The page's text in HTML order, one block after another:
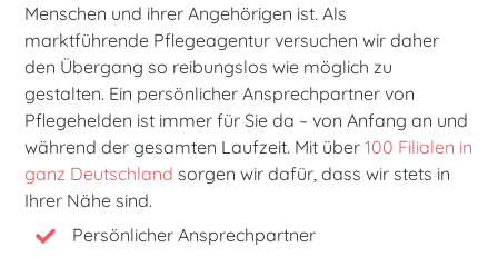
Menschen und ihrer Angehörigen ist. Als
marktführende Pflegeagentur versuchen wir daher
den Übergang so reibungslos wie möglich zu
gestalten. Ein persönlicher Ansprechpartner von
Pflegehelden ist immer für Sie da – von Anfang an und
während der gesamten Laufzeit. Mit über100 Filialen in
ganz Deutschland sorgen wir dafür, dass wir stets in
Ihrer Nähe sind.
Persönlicher Ansprechpartner